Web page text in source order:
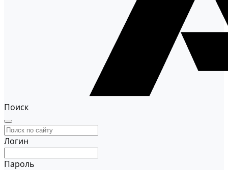
Поиск
Логин
Пароль